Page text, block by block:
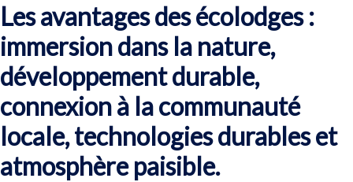
Les avantages des écolodges :
immersion dans la nature,
développement durable,
connexion à la communauté
locale, technologies durables et
atmosphère paisible.